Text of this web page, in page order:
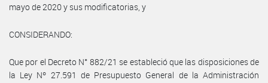
mayo de 2020 y sus modificatorias, y
CONSIDERANDO:
Que por el Decreto N° 882/21 se estableció que las disposiciones de
la Ley Nº 27.591 de Presupuesto General de la Administración